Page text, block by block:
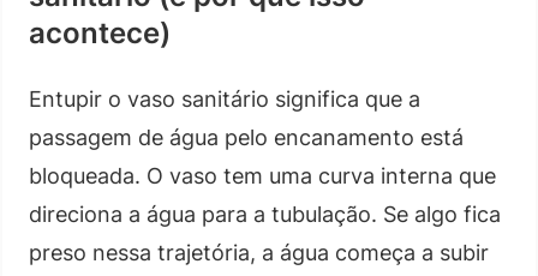
acontece)
Entupir o vaso sanitário significa que a
passagem de água pelo encanamento está
bloqueada. O vaso tem uma curva interna que
direciona a água para a tubulação. Se algo fica
preso nessa trajetória, a água começa a subir